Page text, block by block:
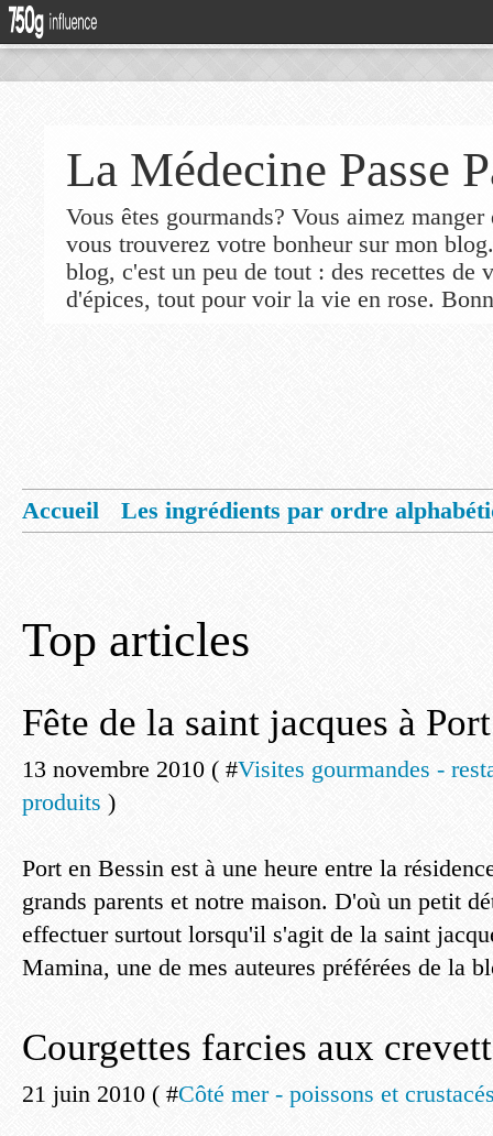
La Médecine Passe
Vous êtes gourmands? Vous aimez
vous trouverez votre bonheur sur mon
blog, c'est un peu de tout : des recettes de
d'épices, tout pour voir la vie en rose.
Accueil
Les ingrédients par ordre
Top articles
Fête de la saint jacques à
13 novembre 2010 ( #Visites gourmandes -
produits )
Port en Bessin est à une heure entre la
grands parents et notre maison. D'où un petit
effectuer surtout lorsqu'il s'agit de la saint
Mamina, une de mes auteures préférées de la
Courgettes farcies aux
21 juin 2010 ( #Côté mer - poissons et